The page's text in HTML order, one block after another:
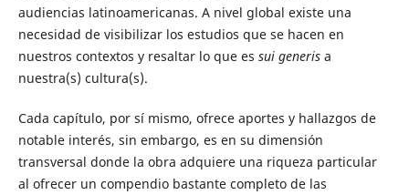
audiencias latinoamericanas. A nivel global existe una
necesidad de visibilizar los estudios que se hacen en
nuestros contextos y resaltar lo que es sui generis a
nuestra(s) cultura(s).
Cada capítulo, por sí mismo, ofrece aportes y hallazgos de
notable interés, sin embargo, es en su dimensión
transversal donde la obra adquiere una riqueza particular
al ofrecer un compendio bastante completo de las